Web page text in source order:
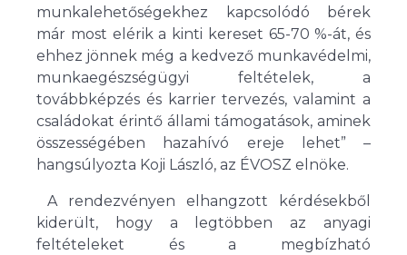
munkalehetőségekhez kapcsolódó bérek
már most elérik a kinti kereset 65-70 %-át, és
ehhez jönnek még a kedvező munkavédelmi,
munkaegészségügyi feltételek, a
továbbképzés és karrier tervezés, valamint a
családokat érintő állami támogatások, aminek
összességében hazahívó ereje lehet” –
hangsúlyozta Koji László, az ÉVOSZ elnöke.
A rendezvényen elhangzott kérdésekből
kiderült, hogy a legtöbben az anyagi
feltételeket és a megbízható